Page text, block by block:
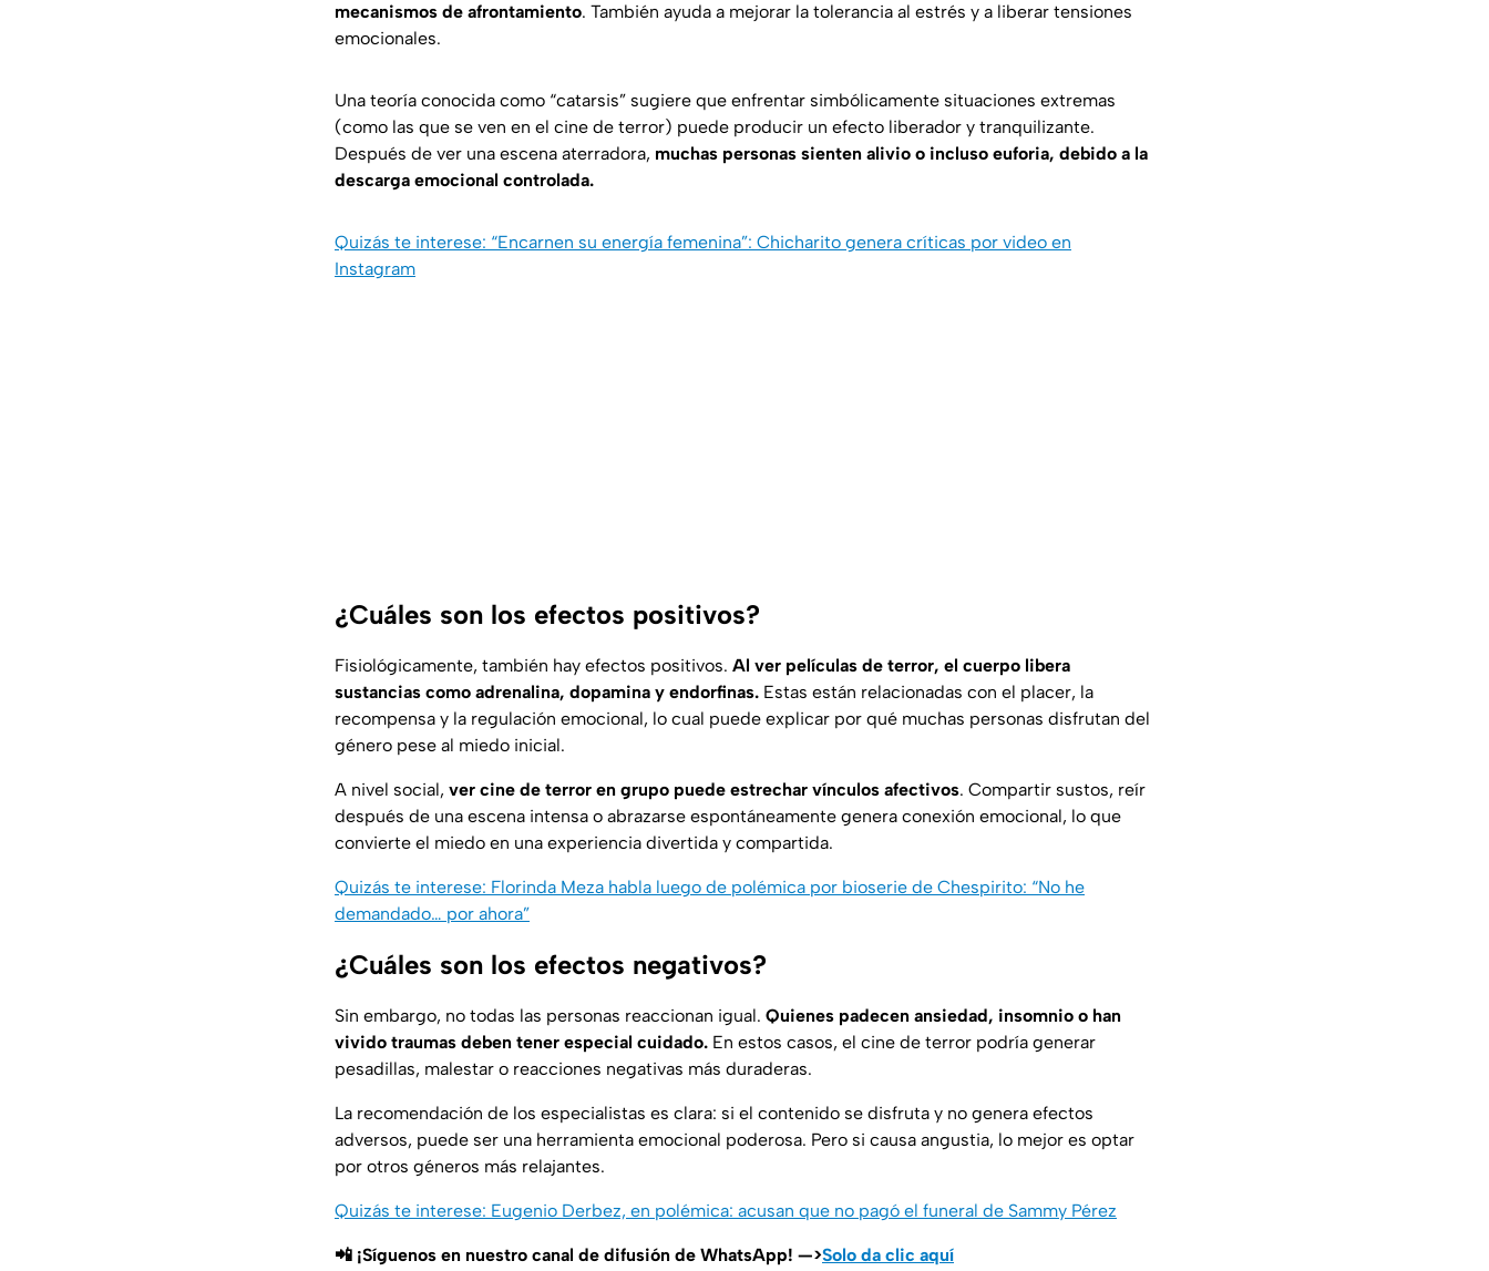
mecanismos de afrontamiento. También ayuda a mejorar la tolerancia al estrés y a liberar tensiones
emocionales.
Una teoría conocida como “catarsis” sugiere que enfrentar simbólicamente situaciones extremas
(como las que se ven en el cine de terror) puede producir un efecto liberador y tranquilizante.
Después de ver una escena aterradora, muchas personas sienten alivio o incluso euforia, debido a la
descarga emocional controlada.
Quizás te interese: “Encarnen su energía femenina”: Chicharito genera críticas por video en
Instagram
¿Cuáles son los efectos positivos?
Fisiológicamente, también hay efectos positivos. Al ver películas de terror, el cuerpo libera
sustancias como adrenalina, dopamina y endorfinas. Estas están relacionadas con el placer, la
recompensa y la regulación emocional, lo cual puede explicar por qué muchas personas disfrutan del
género pese al miedo inicial.
A nivel social, ver cine de terror en grupo puede estrechar vínculos afectivos. Compartir sustos, reír
después de una escena intensa o abrazarse espontáneamente genera conexión emocional, lo que
convierte el miedo en una experiencia divertida y compartida.
Quizás te interese: Florinda Meza habla luego de polémica por bioserie de Chespirito: “No he
demandado… por ahora”
¿Cuáles son los efectos negativos?
Sin embargo, no todas las personas reaccionan igual. Quienes padecen ansiedad, insomnio o han
vivido traumas deben tener especial cuidado. En estos casos, el cine de terror podría generar
pesadillas, malestar o reacciones negativas más duraderas.
La recomendación de los especialistas es clara: si el contenido se disfruta y no genera efectos
adversos, puede ser una herramienta emocional poderosa. Pero si causa angustia, lo mejor es optar
por otros géneros más relajantes.
Quizás te interese: Eugenio Derbez, en polémica: acusan que no pagó el funeral de Sammy Pérez
📲 ¡Síguenos en nuestro canal de difusión de WhatsApp! —>Solo da clic aquí